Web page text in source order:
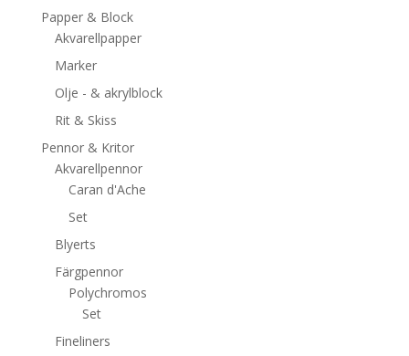
Papper & Block
Akvarellpapper
Marker
Olje - & akrylblock
Rit & Skiss
Pennor & Kritor
Akvarellpennor
Caran d'Ache
Set
Blyerts
Färgpennor
Polychromos
Set
Fineliners